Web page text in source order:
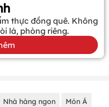
thực đồng quê. Không
lá, phòng riêng.
Nhà hàng ngon Món Á